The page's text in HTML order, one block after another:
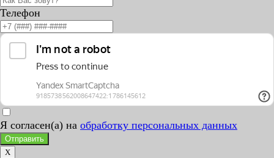
Телефон
Я согласен(а) на обработку персональных данных
Отправить
X